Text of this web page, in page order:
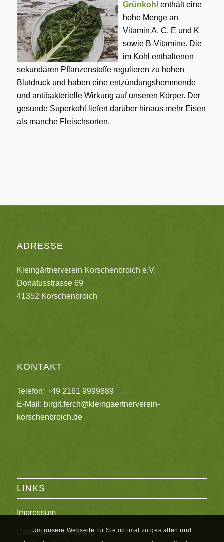
Grünkohl enthält eine
hohe Menge an
Vitamin A, C, E und K
sowie B-Vitamine. Die
im Kohl enthaltenen
sekundären Pflanzenstoffe regulieren zu hohen
Blutdruck und haben eine entzündungshemmende
und antibakterielle Wirkung auf unseren Körper. Der
gesunde Superkohl liefert darüber hinaus mehr Eisen
als manche Fleischsorten.
ADRESSE
Kleingärtnerverein Korschenbroich e.V.
Donatusstrasse 69
41352 Korschenbroich
KONTAKT
Telefon: +49 2161 9999889
E-Mail: birgit.ferch@kleingaertnerverein-
korschenbroich.de
LINKS
Impressum
Datenschutzerklärung
Um unsere Webseite für Sie optimal zu gestalten und